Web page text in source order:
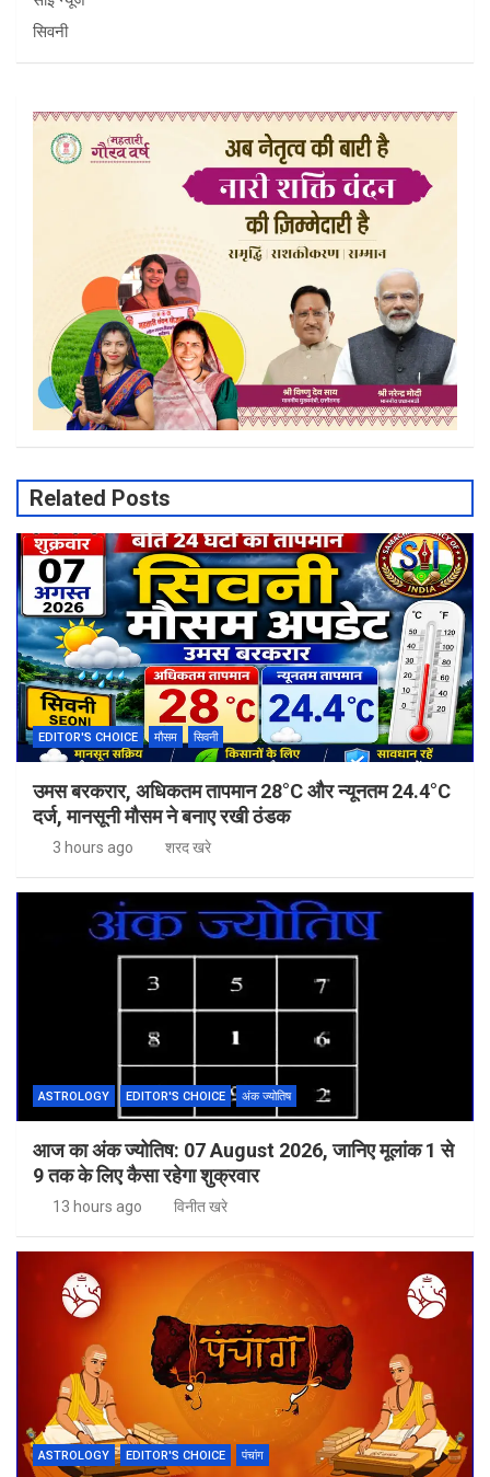
सिवनी
Related Posts
EDITOR'S CHOICE मौसम सिवनी
उमस बरकरार, अधिकतम तापमान 28°C और न्यूनतम 24.4°C
दर्ज, मानसूनी मौसम ने बनाए रखी ठंडक
3 hours ago शरद खरे
ASTROLOGY EDITOR'S CHOICE अंक ज्योतिष
आज का अंक ज्योतिष: 07 August 2026, जानिए मूलांक 1 से
9 तक के लिए कैसा रहेगा शुक्रवार
13 hours ago विनीत खरे
ASTROLOGY EDITOR'S CHOICE पंचांग